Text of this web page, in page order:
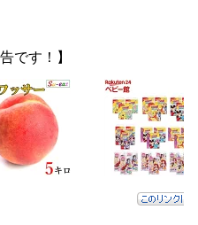
です！】